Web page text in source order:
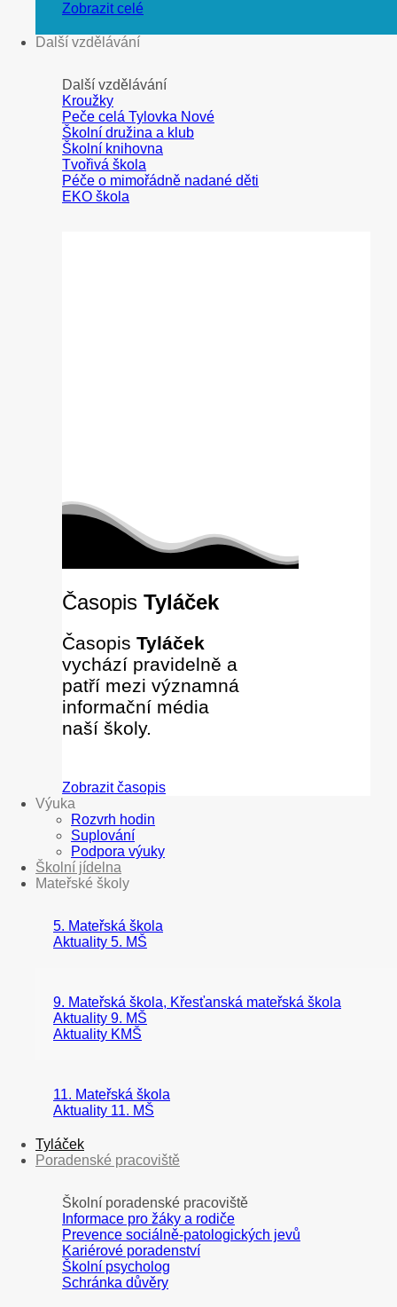
Zobrazit celé
Další vzdělávání
Další vzdělávání
Kroužky
Peče celá Tylovka
Školní družina a klub
Školní knihovna
Tvořivá škola
Péče o mimořádně nadané děti
EKO škola
Časopis Tyláček
Časopis Tyláček
vychází pravidelně a
patří mezi významná
informační média
naší školy.
Zobrazit časopis
Výuka
Rozvrh hodin
Suplování
Podpora výuky
Školní jídelna
Mateřské školy
5. Mateřská škola
Aktuality 5. MŠ
9. Mateřská škola, Křesťanská mateřská škola
Aktuality 9. MŠ
Aktuality KMŠ
11. Mateřská škola
Aktuality 11. MŠ
Tyláček
Poradenské pracoviště
Školní poradenské pracoviště
Informace pro žáky a rodiče
Prevence sociálně-patologických jevů
Kariérové poradenství
Školní psycholog
Schránka důvěry